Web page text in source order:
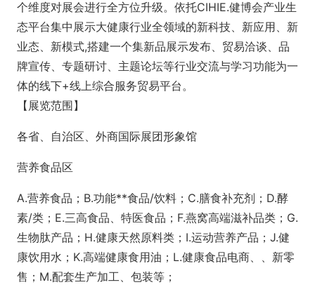
个维度对展会进行全方位升级。依托CIHIE.健博会产业生
态平台集中展示大健康行业全领域的新科技、新应用、新
业态、新模式,搭建一个集新品展示发布、贸易洽谈、品
牌宣传、专题研讨、主题论坛等行业交流与学习功能为一
体的线下+线上综合服务贸易平台。
【展览范围】
各省、自治区、外商国际展团形象馆
营养食品区
A.营养食品；B.功能**食品/饮料；C.膳食补充剂；D.酵
素/类；E.三高食品、特医食品；F.燕窝高端滋补品类；G.
生物肽产品；H.健康天然原料类；I.运动营养产品；J.健
康饮用水；K.高端健康食用油；L.健康食品电商、、新零
售；M.配套生产加工、包装等；